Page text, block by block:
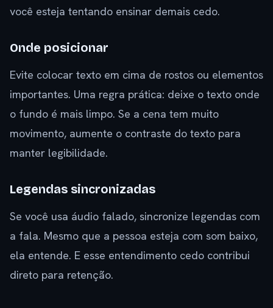
você esteja tentando ensinar demais cedo.
Onde posicionar
Evite colocar texto em cima de rostos ou elementos
importantes. Uma regra prática: deixe o texto onde
o fundo é mais limpo. Se a cena tem muito
movimento, aumente o contraste do texto para
manter legibilidade.
Legendas sincronizadas
Se você usa áudio falado, sincronize legendas com
a fala. Mesmo que a pessoa esteja com som baixo,
ela entende. E esse entendimento cedo contribui
direto para retenção.